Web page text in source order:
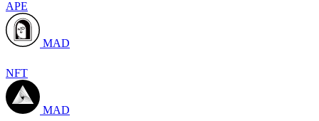
APE
MAD
NFT
MAD